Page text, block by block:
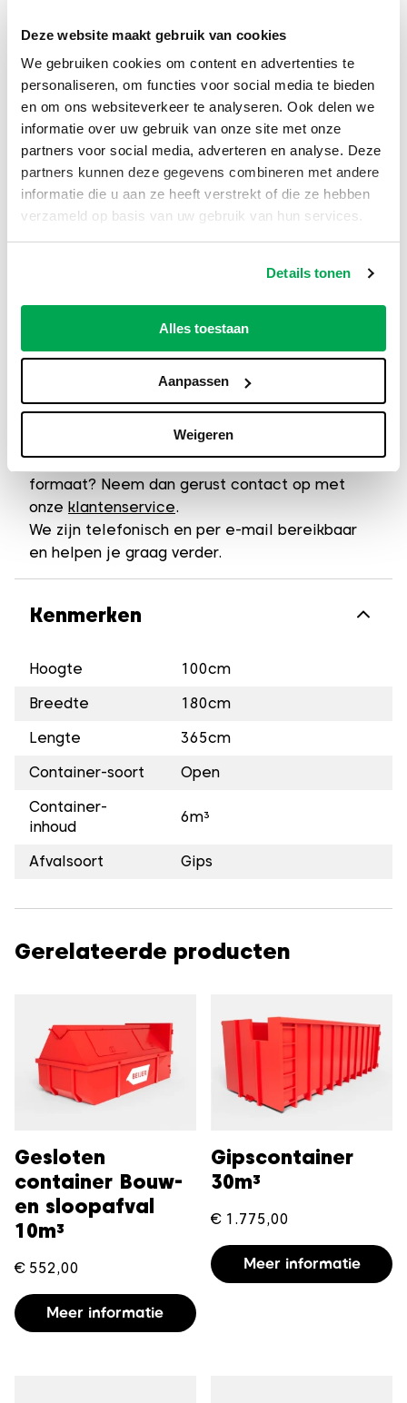
Deze website maakt gebruik van cookies
We gebruiken cookies om content en advertenties te
personaliseren, om functies voor social media te bieden
en om ons websiteverkeer te analyseren. Ook delen we
informatie over uw gebruik van onze site met onze
partners voor social media, adverteren en analyse. Deze
partners kunnen deze gegevens combineren met andere
informatie die u aan ze heeft verstrekt of die ze hebben
verzameld op basis van uw gebruik van hun services.
Details tonen
Alles toestaan
Aanpassen
Weigeren
openbaar terrein? Check dan bij je gemeente
of er een
vergunning
6m³ gipscontainer huren, snel geregeld
Via Beijercontainers.nl huur je een
gipscontainer eenvoudig online. Bestel je op
een werkdag vóór 12:00 uur, dan kunnen wij de
container de volgende werkdag al leveren
(m.u.v. weekenden en feestdagen). Je kiest
blijven staan
het gipsafval. Zo weet je precies waar je aan
toe bent.
Vragen over het huren van een
gipscontainer?
Heb je vragen over het huren van een 6m³
gipscontainer of twijfel je over het juiste
formaat? Neem dan gerust contact op met
onze klantenservice.
We zijn telefonisch en per e-mail bereikbaar
en helpen je graag verder.
Kenmerken
Hoogte
100cm
Breedte
180cm
Lengte
365cm
Container-soort
Open
Container-
inhoud
6m³
Afvalsoort Gips
Gerelateerde producten
Gesloten
container Bouw-
en sloopafval
10m³
€ 552,00
Meer informatie
Gipscontainer
30m³
€ 1.775,00
Meer informatie